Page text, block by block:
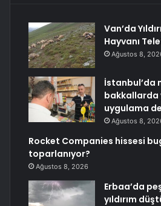
Van’da
Hayvanı
Ağustos 8,
İstanbul’da
bakkallarda
uygulama
Ağustos 8,
Rocket Companies hissesi
toparlanıyor?
Ağustos 8, 2026
Erbaa’da
yıldırım